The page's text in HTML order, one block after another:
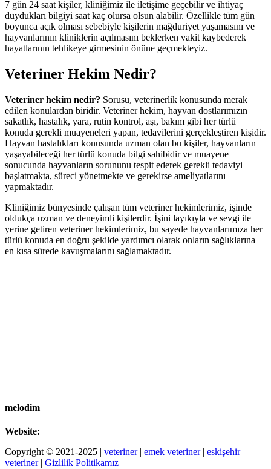
7 gün 24 saat kişiler, kliniğimiz ile iletişime geçebilir ve ihtiyaç
duydukları bilgiyi saat kaç olursa olsun alabilir. Özellikle tüm gün
boyunca açık olması sebebiyle kişilerin mağduriyet yaşamasını ve
hayvanlarının kliniklerin açılmasını beklerken vakit kaybederek
hayatlarının tehlikeye girmesinin önüne geçmekteyiz.
Veteriner Hekim Nedir?
Veteriner hekim nedir? Sorusu, veterinerlik konusunda merak
edilen konulardan biridir. Veteriner hekim, hayvan dostlarımızın
sakatlık, hastalık, yara, rutin kontrol, aşı, bakım gibi her türlü
konuda gerekli muayeneleri yapan, tedavilerini gerçekleştiren kişidir.
Hayvan hastalıkları konusunda uzman olan bu kişiler, hayvanların
yaşayabileceği her türlü konuda bilgi sahibidir ve muayene
sonucunda hayvanların sorununu tespit ederek gerekli tedaviyi
başlatmakta, süreci yönetmekte ve gerekirse ameliyatlarını
yapmaktadır.
Kliniğimiz bünyesinde çalışan tüm veteriner hekimlerimiz, işinde
oldukça uzman ve deneyimli kişilerdir. İşini layıkıyla ve sevgi ile
yerine getiren veteriner hekimlerimiz, bu sayede hayvanlarımıza her
türlü konuda en doğru şekilde yardımcı olarak onların sağlıklarına
en kısa sürede kavuşmalarını sağlamaktadır.
melodim
Website:
Copyright © 2021-2025 | veteriner| emek veteriner| eskişehir
veteriner| Gizlilik Politikamız